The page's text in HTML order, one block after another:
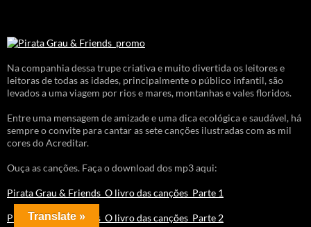
Na companhia dessa trupe criativa e muito divertida os leitores e
leitoras de todas as idades, principalmente o público infantil, são
levados a uma viagem por rios e mares, montanhas e vales floridos.
Entre uma mensagem de amizade e uma dica ecológica e saudável, há
sempre o convite para cantar as sete canções ilustradas com as mil
cores do Acreditar.
Ouça as canções. Faça o download dos mp3 aqui:
Pirata Grau & Friends_O livro das canções_Parte 1
Pirata Grau & Friends_O livro das canções_Parte 2
Translate »